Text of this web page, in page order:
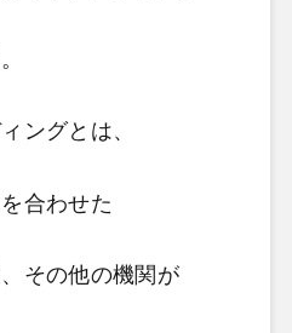
ングとは、
合わせた
その他の機関が